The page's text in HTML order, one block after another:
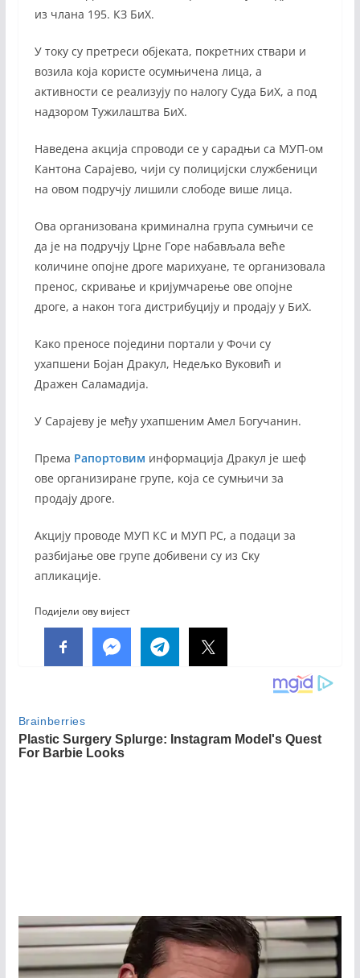
из члана 195. КЗ БиХ.
У току су претреси објеката, покретних ствари и
возила која користе осумњичена лица, а
активности се реализују по налогу Суда БиХ, а под
надзором Тужилаштва БиХ.
Наведена акција спроводи се у сарадњи са МУП-ом
Кантона Сарајево, чији су полицијски службеници
на овом подручју лишили слободе више лица.
Ова организована криминална група сумњичи се
да је на подручју Црне Горе набављала веће
количине опојне дроге марихуане, те организовала
пренос, скривање и кријумчарење ове опојне
дроге, а након тога дистрибуцију и продају у БиХ.
Како преносе поједини портали у Фочи су
ухапшени Бојан Дракул, Недељко Вуковић и
Дражен Саламадија.
У Сарајеву је међу ухапшеним Амел Богучанин.
Према Рапортовим информација Дракул је шеф
ове организиране групе, која се сумњичи за
продају дроге.
Акцију проводе МУП КС и МУП РС, а подаци за
разбијање ове групе добивени су из Скy
апликације.
Подијели ову вијест